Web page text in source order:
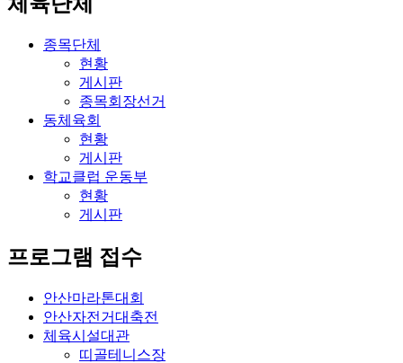
종목단체
현황
게시판
종목회장선거
동체육회
현황
게시판
학교클럽 운동부
현황
게시판
프로그램 접수
안산마라톤대회
안산자전거대축전
체육시설대관
띠골테니스장